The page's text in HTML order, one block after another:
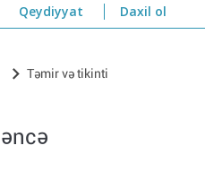
Qeydiyyat Daxil ol
Təmir və tikinti